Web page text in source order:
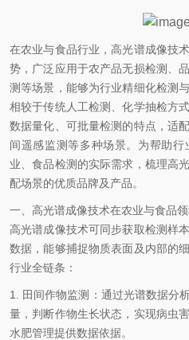
在农业与食品行业，高光谱成像技
势，广泛应用于农产品无损检测、
测等场景，能够为行业精细化检测
相较于传统人工检测、化学抽检方
数据量化、可批量检测的特点，适
间遥感监测等多种场景。为帮助
业、食品检测的实际需求，梳理高
配场景的优质品牌及产品。
一、高光谱成像技术在农业与食品
高光谱成像技术可同步获取检测样
数据，能够捕捉物质表面及内部的
行业全链条：
1. 田间作物监测
：通过光谱数据分
量，判断作物生长状态，实现病虫
水肥管理提供数据依据。